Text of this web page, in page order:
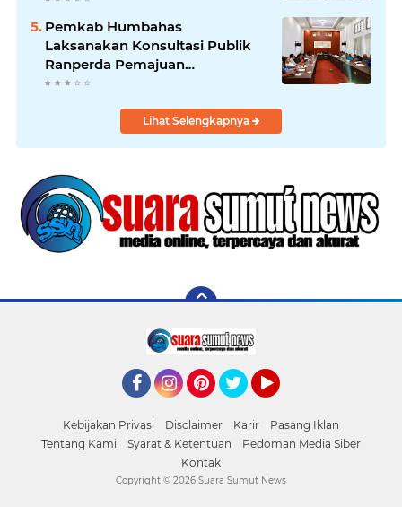
Pemkab Humbahas
Laksanakan Konsultasi Publik
Ranperda Pemajuan
Kebudayaan Daerah
Lihat Selengkapnya
Kebijakan Privasi Disclaimer Karir
Pasang Iklan
Tentang Kami
Syarat & Ketentuan
Pedoman Media Siber
Kontak
Copyright © 2026 Suara Sumut News